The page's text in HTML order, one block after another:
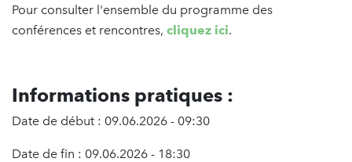
Pour consulter l'ensemble du programme des
conférences et rencontres, cliquez ici.
Informations pratiques :
Date de début : 09.06.2026 - 09:30
Date de fin : 09.06.2026 - 18:30